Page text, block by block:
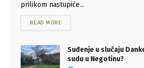
prilikom nastupiće...
READ MORE
Suđenje u slučaju
sudu u Negotinu?